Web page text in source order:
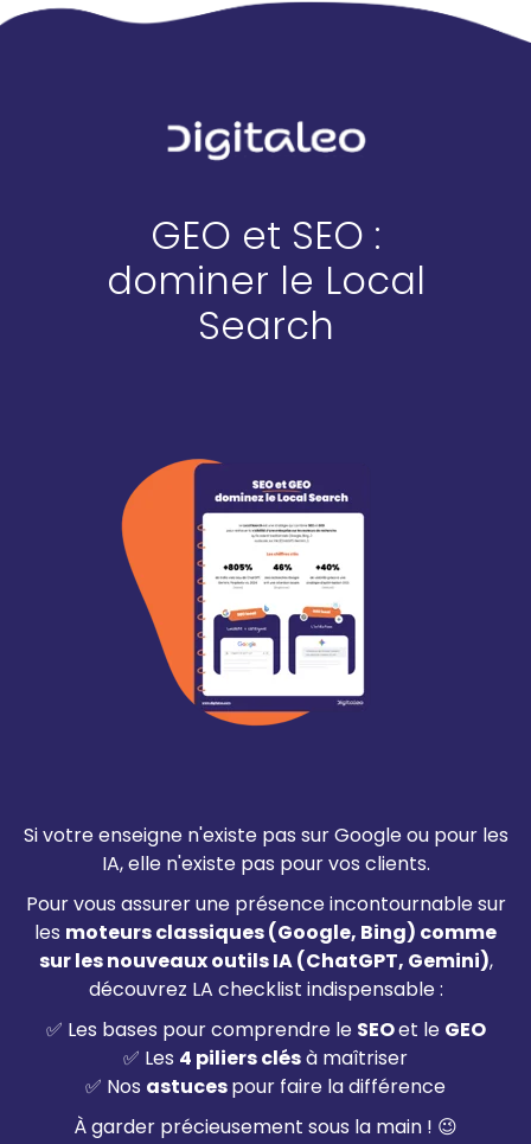
GEO et SEO :
dominer le Local
Search
Si votre enseigne n'existe pas sur Google ou pour les
IA, elle n'existe pas pour vos clients.
Pour vous assurer une présence incontournable sur
les moteurs classiques (Google, Bing) comme
sur les nouveaux outils IA (ChatGPT, Gemini),
découvrez LA checklist indispensable :
✅ Les bases pour comprendre le SEOet le GEO
✅ Les 4 piliers clésà maîtriser
✅ Nos astucespour faire la différence
À garder précieusement sous la main ! 😉